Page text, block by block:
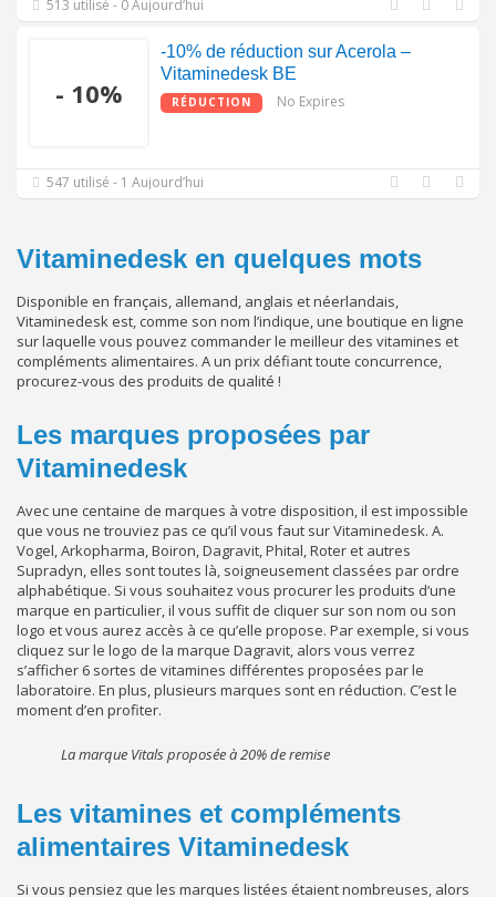
513 utilisé - 0 Aujourd’hui
- 10%
-10% de réduction sur Acerola –
Vitaminedesk BE
RÉDUCTION No Expires
547 utilisé - 1 Aujourd’hui
Vitaminedesk en quelques mots
Disponible en français, allemand, anglais et néerlandais,
Vitaminedesk est, comme son nom l’indique, une boutique en ligne
sur laquelle vous pouvez commander le meilleur des vitamines et
compléments alimentaires. A un prix défiant toute concurrence,
procurez-vous des produits de qualité !
Les marques proposées par
Vitaminedesk
Avec une centaine de marques à votre disposition, il est impossible
que vous ne trouviez pas ce qu’il vous faut sur Vitaminedesk. A.
Vogel, Arkopharma, Boiron, Dagravit, Phital, Roter et autres
Supradyn, elles sont toutes là, soigneusement classées par ordre
alphabétique. Si vous souhaitez vous procurer les produits d’une
marque en particulier, il vous suffit de cliquer sur son nom ou son
logo et vous aurez accès à ce qu’elle propose. Par exemple, si vous
cliquez sur le logo de la marque Dagravit, alors vous verrez
s’afficher 6 sortes de vitamines différentes proposées par le
laboratoire. En plus, plusieurs marques sont en réduction. C’est le
moment d’en profiter.
La marque Vitals proposée à 20% de remise
Les vitamines et compléments
alimentaires Vitaminedesk
Si vous pensiez que les marques listées étaient nombreuses, alors